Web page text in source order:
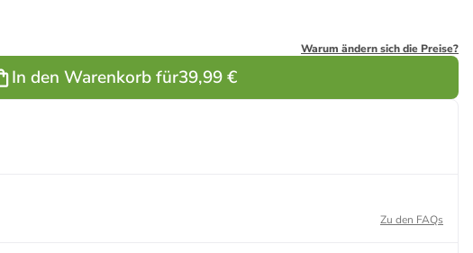
Warum ändern sich die Preise?
In den Warenkorb für39,99 €
Zu den FAQs